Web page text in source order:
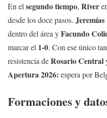
En elsegundo tiempo, River
desde los doce pasos.
dentro del área yFacundo
marcar el 1-0. Con ese único
resistencia deRosario Central
Apertura 2026: espera por
Formaciones y